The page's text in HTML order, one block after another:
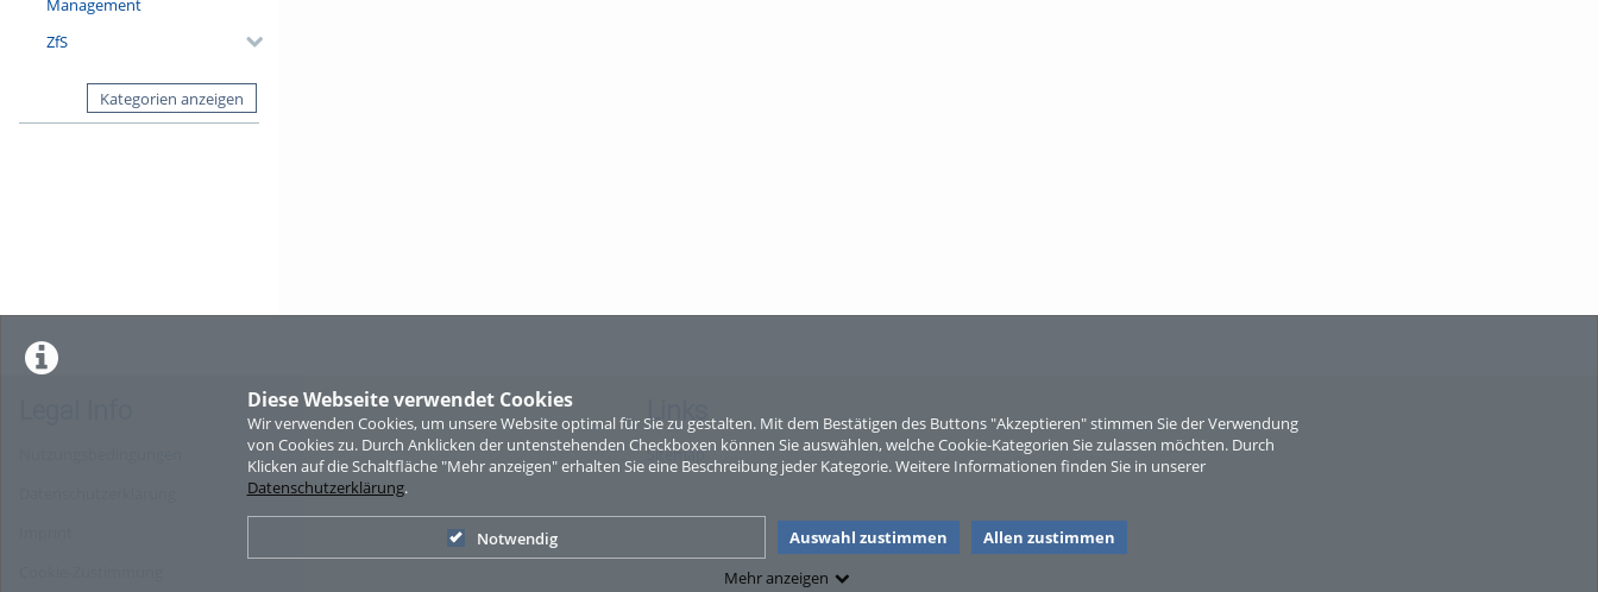
Diese Webseite verwendet Cookies
Wir verwenden Cookies, um unsere Website optimal für Sie zu gestalten. Mit dem Bestätigen des Buttons "Akzeptieren" stimmen Sie der Verwendung
von Cookies zu. Durch Anklicken der untenstehenden Checkboxen können Sie auswählen, welche Cookie-Kategorien Sie zulassen möchten. Durch
Klicken auf die Schaltfläche "Mehr anzeigen" erhalten Sie eine Beschreibung jeder Kategorie. Weitere Informationen finden Sie in unserer
Datenschutzerklärung.
Notwendig Auswahl zustimmen
Allen zustimmen
Mehr anzeigen
ZfS
Kategorien anzeigen
Links
Sitemap